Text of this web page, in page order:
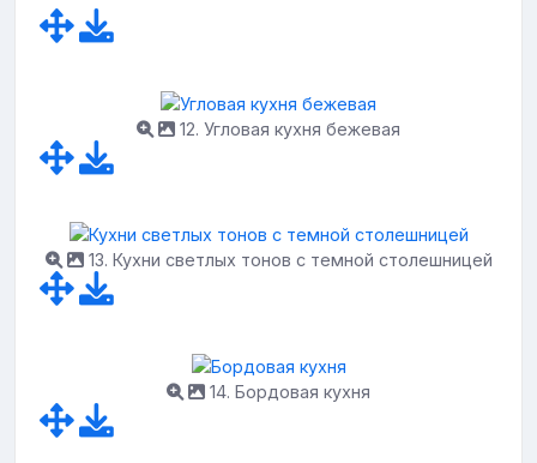
12. Угловая кухня бежевая
13. Кухни светлых тонов с темной столешницей
14. Бордовая кухня